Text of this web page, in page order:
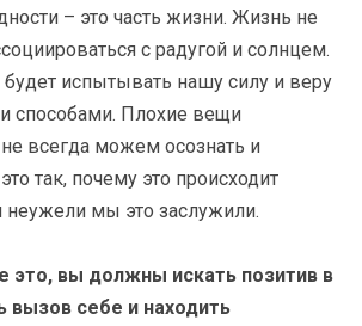
– это часть жизни. Жизнь не
с радугой и солнцем.
будет испытывать нашу силу и веру
способами. Плохие вещи
всегда можем осознать и
так, почему это происходит
неужели мы это заслужили.
это, вы должны искать позитив в
вызов себе и находить